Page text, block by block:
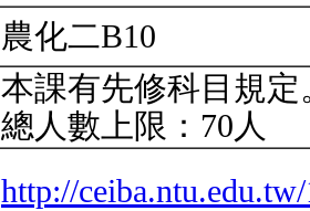
農化二B10
本課有先修科目規
總人數上限：70人
http://